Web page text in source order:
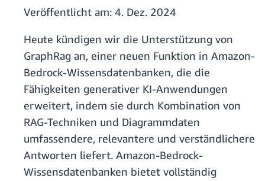
Veröffentlicht am: 4. Dez. 2024
Heute kündigen wir die Unterstützung von
GraphRag an, einer neuen Funktion in Amazon-
Bedrock-Wissensdatenbanken, die die
Fähigkeiten generativer KI-Anwendungen
erweitert, indem sie durch Kombination von
RAG-Techniken und Diagrammdaten
umfassendere, relevantere und verständlichere
Antworten liefert. Amazon-Bedrock-
Wissensdatenbanken bietet vollständig